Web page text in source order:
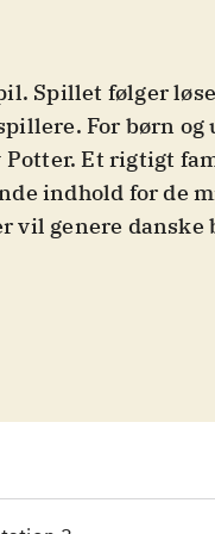
Spillet følger
Potter. Et rigtigt
indhold for de
vil genere danske
figurer.
og
og hvornår man
op til spillerens